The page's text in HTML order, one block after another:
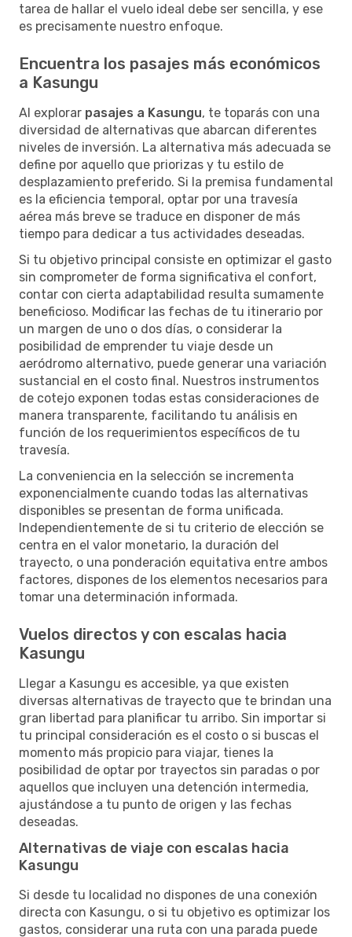
tarea de hallar el vuelo ideal debe ser sencilla, y ese
es precisamente nuestro enfoque.
Encuentra los pasajes más económicos
a Kasungu
Al explorar pasajes a Kasungu, te toparás con una
diversidad de alternativas que abarcan diferentes
niveles de inversión. La alternativa más adecuada se
define por aquello que priorizas y tu estilo de
desplazamiento preferido. Si la premisa fundamental
es la eficiencia temporal, optar por una travesía
aérea más breve se traduce en disponer de más
tiempo para dedicar a tus actividades deseadas.
Si tu objetivo principal consiste en optimizar el gasto
sin comprometer de forma significativa el confort,
contar con cierta adaptabilidad resulta sumamente
beneficioso. Modificar las fechas de tu itinerario por
un margen de uno o dos días, o considerar la
posibilidad de emprender tu viaje desde un
aeródromo alternativo, puede generar una variación
sustancial en el costo final. Nuestros instrumentos
de cotejo exponen todas estas consideraciones de
manera transparente, facilitando tu análisis en
función de los requerimientos específicos de tu
travesía.
La conveniencia en la selección se incrementa
exponencialmente cuando todas las alternativas
disponibles se presentan de forma unificada.
Independientemente de si tu criterio de elección se
centra en el valor monetario, la duración del
trayecto, o una ponderación equitativa entre ambos
factores, dispones de los elementos necesarios para
tomar una determinación informada.
Vuelos directos y con escalas hacia
Kasungu
Llegar a Kasungu es accesible, ya que existen
diversas alternativas de trayecto que te brindan una
gran libertad para planificar tu arribo. Sin importar si
tu principal consideración es el costo o si buscas el
momento más propicio para viajar, tienes la
posibilidad de optar por trayectos sin paradas o por
aquellos que incluyen una detención intermedia,
ajustándose a tu punto de origen y las fechas
deseadas.
Alternativas de viaje con escalas hacia
Kasungu
Si desde tu localidad no dispones de una conexión
directa con Kasungu, o si tu objetivo es optimizar los
gastos, considerar una ruta con una parada puede